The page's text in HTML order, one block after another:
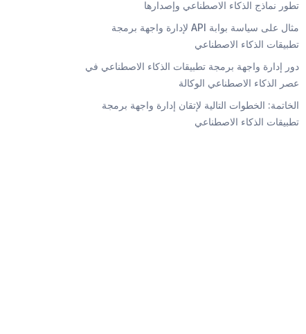
تطور نماذج الذكاء الاصطناعي وإصدارها
مثال على سياسة بوابة API لإدارة واجهة برمجة
تطبيقات الذكاء الاصطناعي
دور إدارة واجهة برمجة تطبيقات الذكاء الاصطناعي في
عصر الذكاء الاصطناعي الوكالة
الخاتمة: الخطوات التالية لإتقان إدارة واجهة برمجة
تطبيقات الذكاء الاصطناعي